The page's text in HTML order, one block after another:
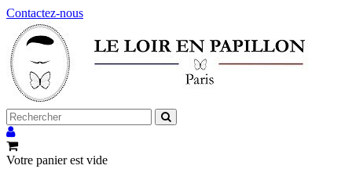
Contactez-nous
Votre panier est vide